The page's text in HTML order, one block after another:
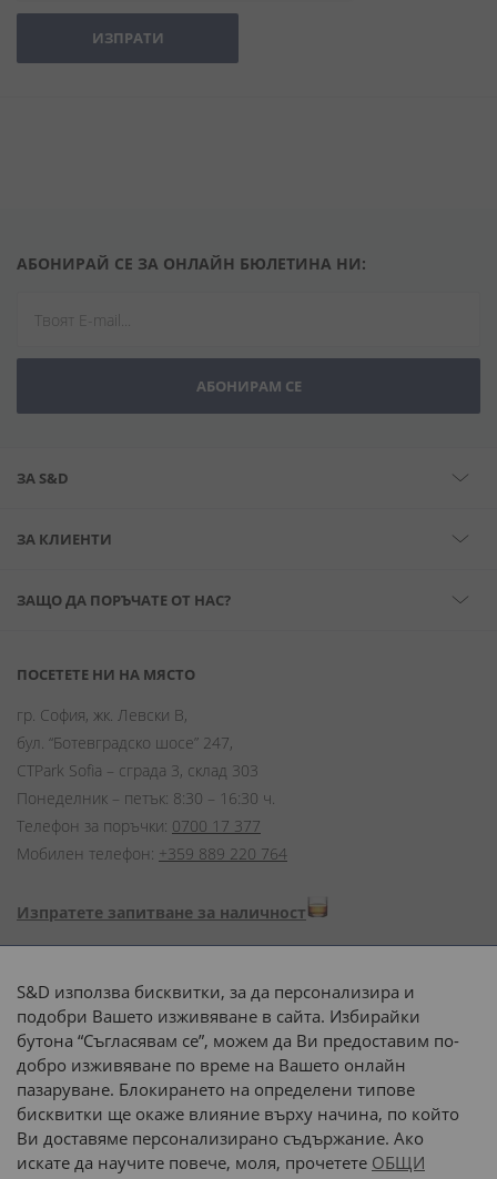
ИЗПРАТИ
АБОНИРАЙ СЕ ЗА ОНЛАЙН БЮЛЕТИНА НИ:
АБОНИРАМ СЕ
ЗА S&D
ЗА КЛИЕНТИ
ЗАЩО ДА ПОРЪЧАТЕ ОТ НАС?
ПОСЕТЕТЕ НИ НА МЯСТО
гр. София, жк. Левски В,
бул. “Ботевградско шосе” 247,
CTPark Sofia – сграда 3, склад 303
Понеделник – петък: 8:30 – 16:30 ч.
Телефон за поръчки: 0700 17 377
Мобилен телефон: +359 889 220 764
Изпратете запитване за наличност
Начини на плащане:
Доставка до адрес с:
или
наш транспорт
S&D използва бисквитки, за да персонализира и
подобри Вашето изживяване в сайта. Избирайки
бутона “Съгласявам се”, можем да Ви предоставим по-
добро изживяване по време на Вашето онлайн
пазаруване. Блокирането на определени типове
бисквитки ще окаже влияние върху начина, по който
Ви доставяме персонализирано съдържание. Ако
искате да научите повече, моля, прочетете ОБЩИ